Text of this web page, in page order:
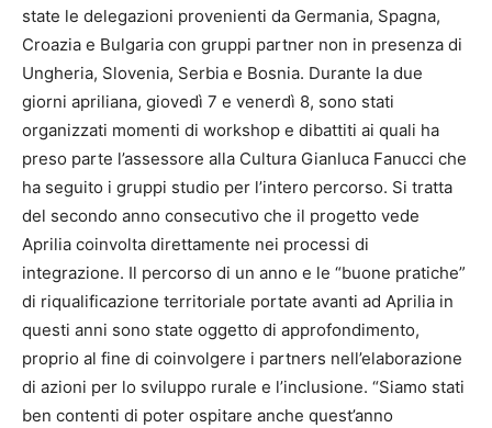
state le delegazioni provenienti da Germania, Spagna,
Croazia e Bulgaria con gruppi partner non in presenza di
Ungheria, Slovenia, Serbia e Bosnia. Durante la due
giorni apriliana, giovedì 7 e venerdì 8, sono stati
organizzati momenti di workshop e dibattiti ai quali ha
preso parte l’assessore alla Cultura Gianluca Fanucci che
ha seguito i gruppi studio per l’intero percorso. Si tratta
del secondo anno consecutivo che il progetto vede
Aprilia coinvolta direttamente nei processi di
integrazione. Il percorso di un anno e le “buone pratiche”
di riqualificazione territoriale portate avanti ad Aprilia in
questi anni sono state oggetto di approfondimento,
proprio al fine di coinvolgere i partners nell’elaborazione
di azioni per lo sviluppo rurale e l’inclusione. “Siamo stati
ben contenti di poter ospitare anche quest’anno